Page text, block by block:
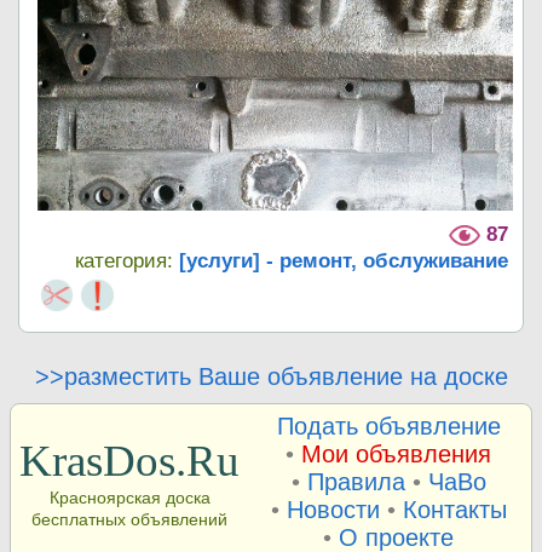
87
категория: [услуги] - ремонт, обслуживание
>>разместить Ваше объявление на доске
KrasDos.Ru
Красноярская доска
бесплатных объявлений
Подать объявление
• Мои объявления
• Правила• ЧаВо
• Новости • Контакты
• О проекте